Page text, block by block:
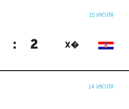
15 ИЮЛЯ
: 2 Х�
14 ИЮЛЯ